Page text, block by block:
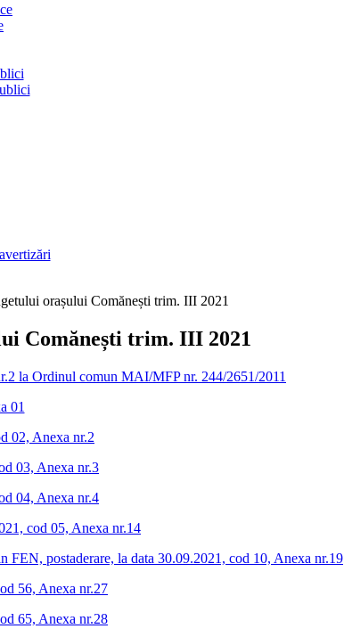
orașului Comănești trim. III 2021
Comănești trim. III 2021
la Ordinul comun MAI/MFP nr. 244/2651/2011
01
02, Anexa nr.2
03, Anexa nr.3
04, Anexa nr.4
cod 05, Anexa nr.14
FEN, postaderare, la data 30.09.2021, cod 10, Anexa nr.19
56, Anexa nr.27
65, Anexa nr.28